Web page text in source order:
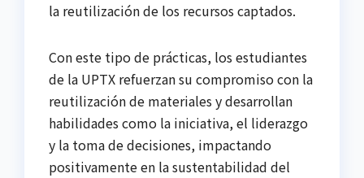
la reutilización de los recursos captados.
Con este tipo de prácticas, los estudiantes
de la UPTX refuerzan su compromiso con la
reutilización de materiales y desarrollan
habilidades como la iniciativa, el liderazgo
y la toma de decisiones, impactando
positivamente en la sustentabilidad del